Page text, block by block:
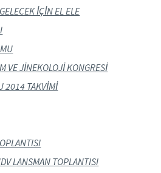
İÇİN EL ELE
VE JİNEKOLOJİ KONGRESİ
2014 TAKVİMİ
LANSMAN TOPLANTISI